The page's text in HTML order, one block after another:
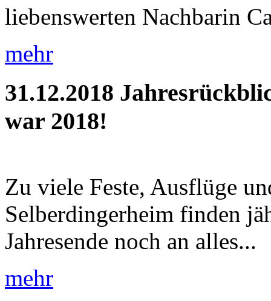
liebenswerten Nachbarin
mehr
31.12.2018
war 2018!
Zu viele Feste, Ausflüge
Selberdingerheim finden
Jahresende noch an alles...
mehr